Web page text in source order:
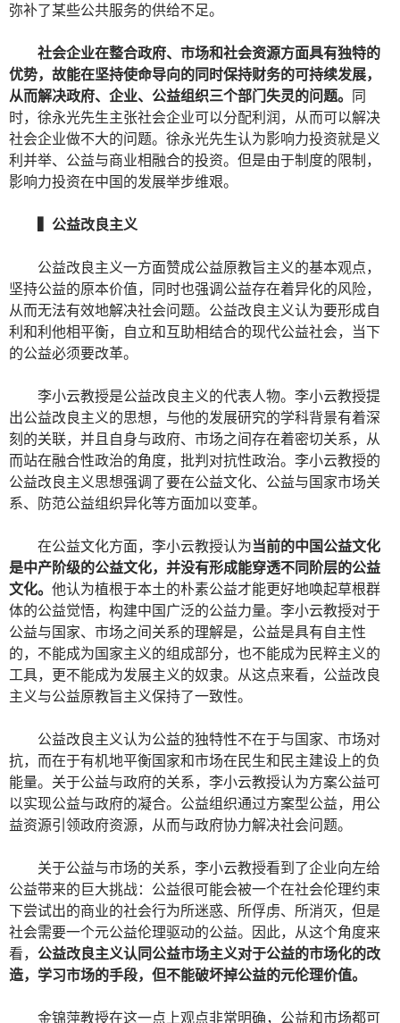
弥补了某些公共服务的供给不足。
社会企业在整合政府、市场和社会资源方面具有独特的
优势，故能在坚持使命导向的同时保持财务的可持续发展，
从而解决政府、企业、公益组织三个部门失灵的问题。 同
时，徐永光先生主张社会企业可以分配利润，从而可以解决
社会企业做不大的问题。徐永光先生认为影响力投资就是义
利并举、公益与商业相融合的投资。但是由于制度的限制，
影响力投资在中国的发展举步维艰。
公益改良主义
公益改良主义一方面赞成公益原教旨主义的基本观点，
坚持公益的原本价值，同时也强调公益存在着异化的风险，
从而无法有效地解决社会问题。公益改良主义认为要形成自
利和利他相平衡，自立和互助相结合的现代公益社会，当下
的公益必须要改革。
李小云教授是公益改良主义的代表人物。李小云教授提
出公益改良主义的思想，与他的发展研究的学科背景有着深
刻的关联，并且自身与政府、市场之间存在着密切关系，从
而站在融合性政治的角度，批判对抗性政治。李小云教授的
公益改良主义思想强调了要在公益文化、公益与国家市场关
系、防范公益组织异化等方面加以变革。
在公益文化方面，李小云教授认为当前的中国公益文化
是中产阶级的公益文化，并没有形成能穿透不同阶层的公益
文化。 他认为植根于本土的朴素公益才能更好地唤起草根群
体的公益觉悟，构建中国广泛的公益力量。李小云教授对于
公益与国家、市场之间关系的理解是，公益是具有自主性
的，不能成为国家主义的组成部分，也不能成为民粹主义的
工具，更不能成为发展主义的奴隶。从这点来看，公益改良
主义与公益原教旨主义保持了一致性。
公益改良主义认为公益的独特性不在于与国家、市场对
抗，而在于有机地平衡国家和市场在民生和民主建设上的负
能量。关于公益与政府的关系，李小云教授认为方案公益可
以实现公益与政府的凝合。公益组织通过方案型公益，用公
益资源引领政府资源，从而与政府协力解决社会问题。
关于公益与市场的关系，李小云教授看到了企业向左给
公益带来的巨大挑战：公益很可能会被一个在社会伦理约束
下尝试出的商业的社会行为所迷惑、所俘虏、所消灭，但是
社会需要一个元公益伦理驱动的公益。因此，从这个角度来
看， 公益改良主义认同公益市场主义对于公益的市场化的改
造，学习市场的手段，但不能破坏掉公益的元伦理价值。
金锦萍教授在这一点上观点非常明确，公益和市场都可